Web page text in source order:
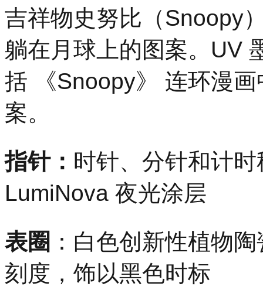
吉祥物史努比（Snoopy
躺在月球上的图案。UV
括 《Snoopy》 连环漫
案。
指针： 时针、分针和计
LumiNova 夜光涂层
表圈 ：白色创新性植物
刻度，饰以黑色时标